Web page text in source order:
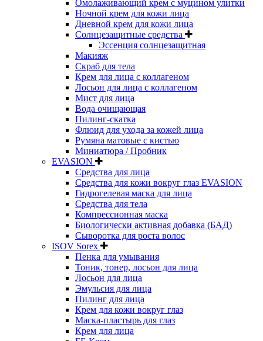
Омолаживающий крем с муцином улитки
Ночной крем для кожи лица
Дневной крем для кожи лица
Солнцезащитные средства
Эссенция солнцезащитная
Макияж
Скраб для тела
Крем для лица с коллагеном
Лосьон для лица с коллагеном
Мист для лица
Вода очищающая
Пилинг-скатка
Флюид для ухода за кожей лица
Румяна матовые с кистью
Миниатюра / Пробник
EVASION
Средства для лица
Средства для кожи вокруг глаз EVASION
Гидрогелевая маска для лица
Средства для тела
Компрессионная маска
Биологически активная добавка (БАД)
Сыворотка для роста волос
ISOV Sorex
Пенка для умывания
Тоник, тонер, лосьон для лица
Лосьон для лица
Эмульсия для лица
Пилинг для лица
Крем для кожи вокруг глаз
Маска-пластырь для глаз
Крем для лица